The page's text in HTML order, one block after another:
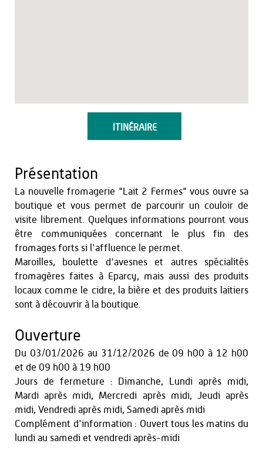
ITINÉRAIRE
Présentation
La nouvelle fromagerie "Lait 2 Fermes" vous ouvre sa
boutique et vous permet de parcourir un couloir de
visite librement. Quelques informations pourront vous
être communiquées concernant le plus fin des
fromages forts si l'affluence le permet.
Maroilles, boulette d'avesnes et autres spécialités
fromagères faites à Eparcy, mais aussi des produits
locaux comme le cidre, la bière et des produits laitiers
sont à découvrir à la boutique.
Ouverture
Du 03/01/2026 au 31/12/2026 de 09 h00 à 12 h00
et de 09 h00 à 19 h00
Jours de fermeture : Dimanche, Lundi après midi,
Mardi après midi, Mercredi après midi, Jeudi après
midi, Vendredi après midi, Samedi après midi
Complément d'information : Ouvert tous les matins du
lundi au samedi et vendredi après-midi